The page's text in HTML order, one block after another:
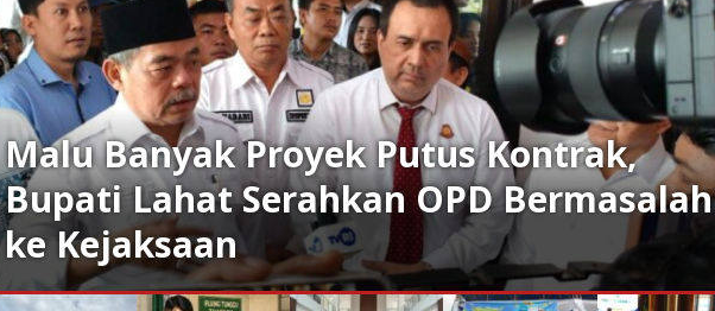
Malu Banyak Proyek Putus Kontrak,
Bupati Lahat Serahkan OPD Bermasalah
ke Kejaksaan